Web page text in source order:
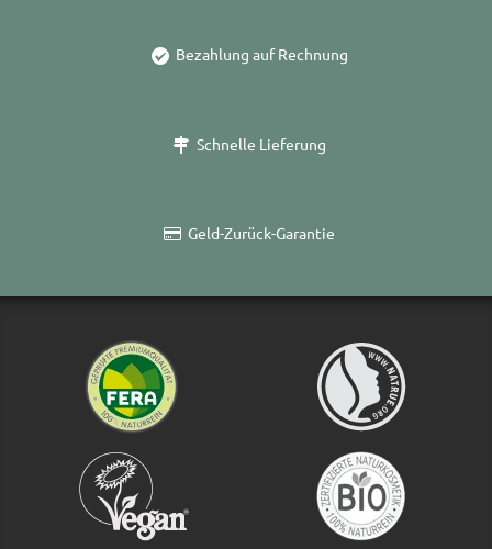
Bezahlung auf Rechnung
Schnelle Lieferung
Geld-Zurück-Garantie